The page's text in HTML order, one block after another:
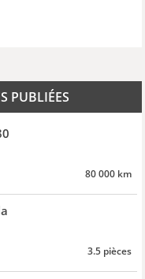
PUBLIÉES
80 000 km
3.5 pièces